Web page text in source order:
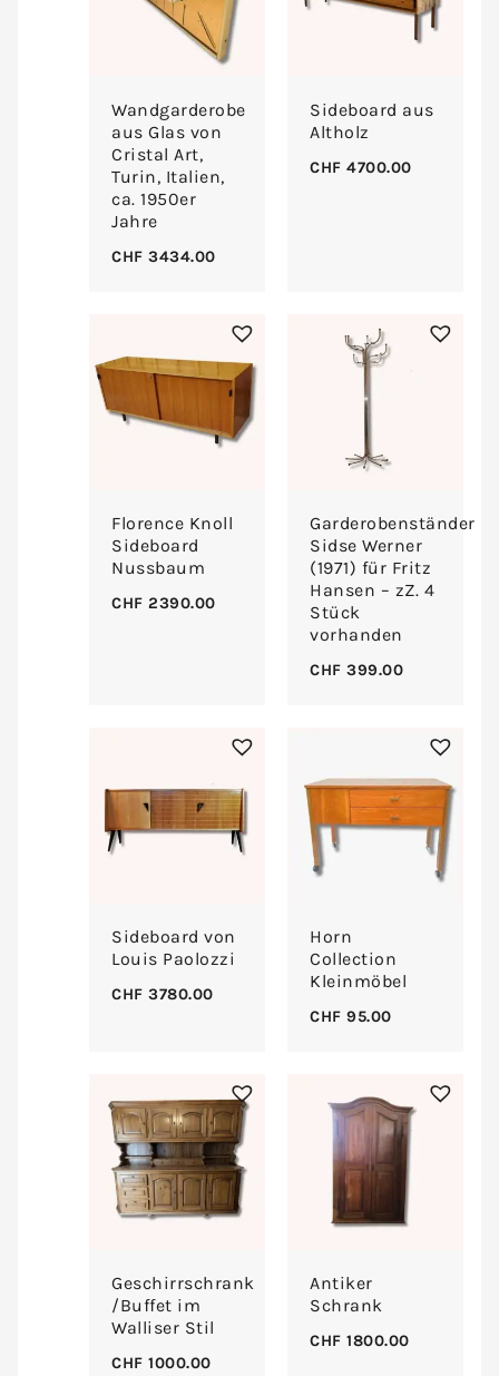
Wandgarderobe
aus Glas von
Cristal Art,
Turin, Italien,
ca. 1950er
Jahre
CHF 3434.00
Sideboard aus
Altholz
CHF 4700.00
Florence Knoll
Sideboard
Nussbaum
CHF 2390.00
Garderobenständer
Sidse Werner
(1971) für Fritz
Hansen – zZ. 4
Stück
vorhanden
CHF 399.00
Sideboard von
Louis Paolozzi
CHF 3780.00
Horn
Collection
Kleinmöbel
CHF 95.00
Geschirrschrank
/Buffet im
Walliser Stil
CHF 1000.00
Antiker
Schrank
CHF 1800.00